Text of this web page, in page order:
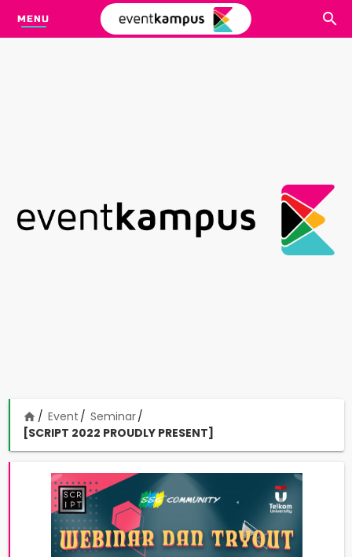
MENU
home Event
Seminar
[SCRIPT 2022 PROUDLY PRESENT]